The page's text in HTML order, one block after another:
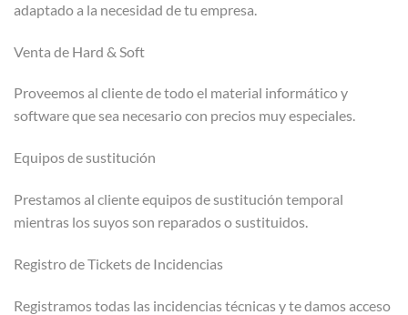
adaptado a la necesidad de tu empresa.
Venta de Hard & Soft
Proveemos al cliente de todo el material informático y
software que sea necesario con precios muy especiales.
Equipos de sustitución
Prestamos al cliente equipos de sustitución temporal
mientras los suyos son reparados o sustituidos.
Registro de Tickets de Incidencias
Registramos todas las incidencias técnicas y te damos acceso